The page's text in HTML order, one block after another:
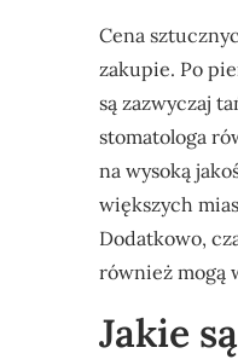
Cena
zakupie. Po
są zazwyczaj
stomatologa
na wysoką
większych
Dodatkowo,
również mogą
Jakie